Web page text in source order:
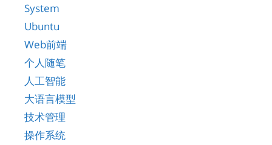
System
Ubuntu
Web前端
个人随笔
人工智能
大语言模型
技术管理
操作系统